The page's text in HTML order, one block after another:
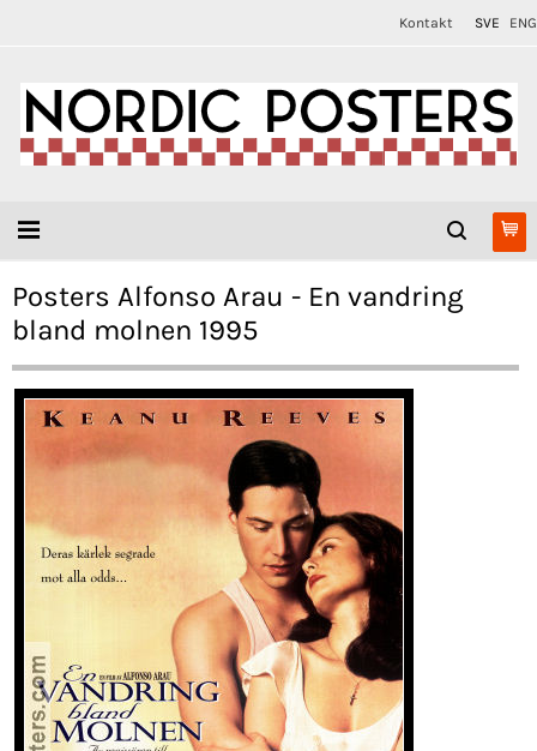
Kontakt SVE ENG
Posters Alfonso Arau - En vandring
bland molnen 1995